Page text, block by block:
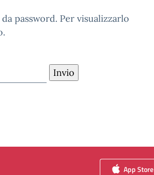
password. Per visualizzarlo
App Store